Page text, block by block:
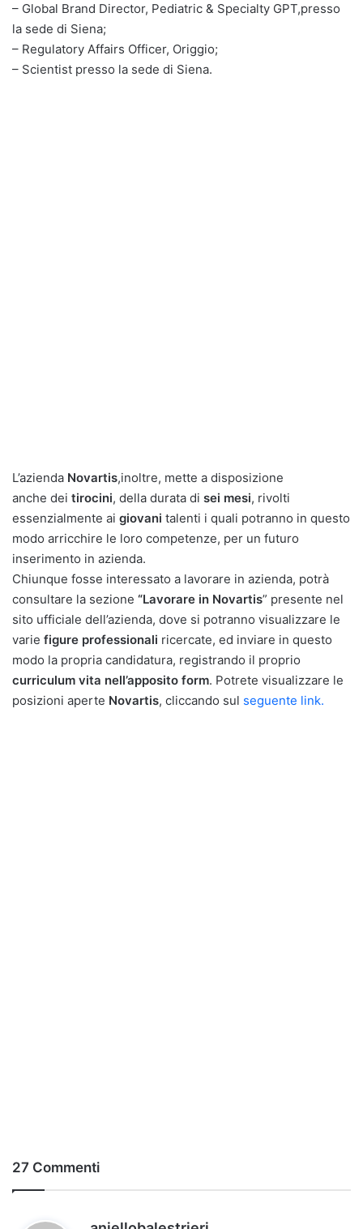
– Global Brand Director, Pediatric & Specialty GPT,presso
la sede di Siena;
– Regulatory Affairs Officer, Origgio;
– Scientist presso la sede di Siena.
L’azienda Novartis,inoltre, mette a disposizione
anche dei tirocini, della durata di sei mesi, rivolti
essenzialmente ai giovani talenti i quali potranno in questo
modo arricchire le loro competenze, per un futuro
inserimento in azienda.
Chiunque fosse interessato a lavorare in azienda, potrà
consultare la sezione “Lavorare in Novartis” presente nel
sito ufficiale dell’azienda, dove si potranno visualizzare le
varie figure professionali ricercate, ed inviare in questo
modo la propria candidatura, registrando il proprio
curriculum vita nell’apposito form. Potrete visualizzare le
posizioni aperte Novartis, cliccando sul seguente link.
27 Commenti